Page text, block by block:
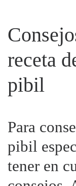
receta
pibil
Para
pibil
tener en